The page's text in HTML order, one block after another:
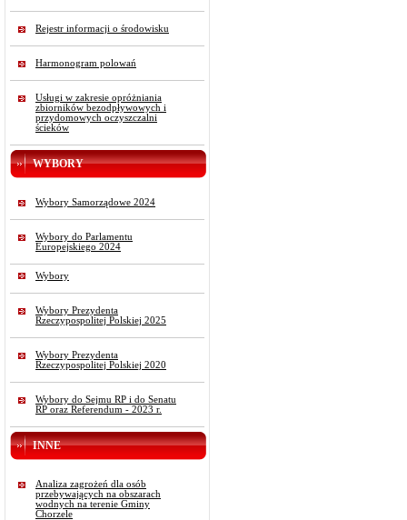
Rejestr informacji o środowisku
Harmonogram polowań
Usługi w zakresie opróżniania
zbiorników bezodpływowych i
przydomowych oczyszczalni
ścieków
WYBORY
Wybory Samorządowe 2024
Wybory do Parlamentu
Europejskiego 2024
Wybory
Wybory Prezydenta
Rzeczypospolitej Polskiej 2025
Wybory Prezydenta
Rzeczypospolitej Polskiej 2020
Wybory do Sejmu RP i do Senatu
RP oraz Referendum - 2023 r.
INNE
Analiza zagrożeń dla osób
przebywających na obszarach
wodnych na terenie Gminy
Chorzele